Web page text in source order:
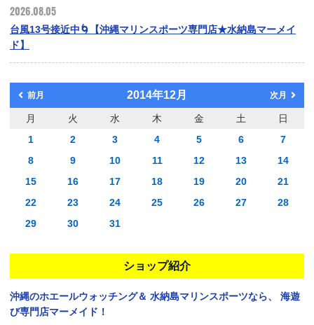
2026.08.05
台風13号接近中🌀【沖縄マリンスポーツ専門店★水納島マーメイ
ド】
前月 2014年12月 次月
月 火 水 木 金 土
日
1
2 3 4 5 6
7
8
9 10 11 12 13
14
15
16 17 18 19 20
21
22
23 24 25 26 27
28
29
30 31
ショップ紹介
沖縄のホエールウォッチング＆ 水納島マリンスポーツなら、
海遊
び専門店マーメイド！